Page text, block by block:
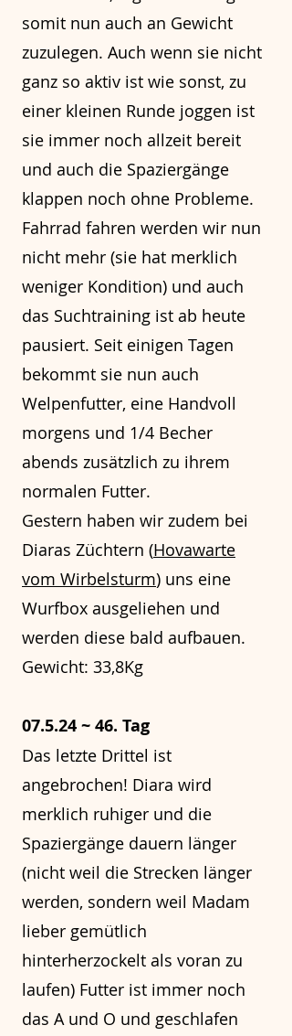
somit nun auch an Gewicht
zuzulegen. Auch wenn sie nicht
ganz so aktiv ist wie sonst, zu
einer kleinen Runde joggen ist
sie immer noch allzeit bereit
und auch die Spaziergänge
klappen noch ohne Probleme.
Fahrrad fahren werden wir nun
nicht mehr (sie hat merklich
weniger Kondition) und auch
das Suchtraining ist ab heute
pausiert. Seit einigen Tagen
bekommt sie nun auch
Welpenfutter, eine Handvoll
morgens und 1/4 Becher
abends zusätzlich zu ihrem
normalen Futter.
Gestern haben wir zudem bei
Diaras Züchtern (Hovawarte
vom Wirbelsturm) uns eine
Wurfbox ausgeliehen und
werden diese bald aufbauen.
Gewicht: 33,8Kg
07.5.24 ~ 46. Tag
Das letzte Drittel ist
angebrochen! Diara wird
merklich ruhiger und die
Spaziergänge dauern länger
(nicht weil die Strecken länger
werden, sondern weil Madam
lieber gemütlich
hinterherzockelt als voran zu
laufen) Futter ist immer noch
das A und O und geschlafen